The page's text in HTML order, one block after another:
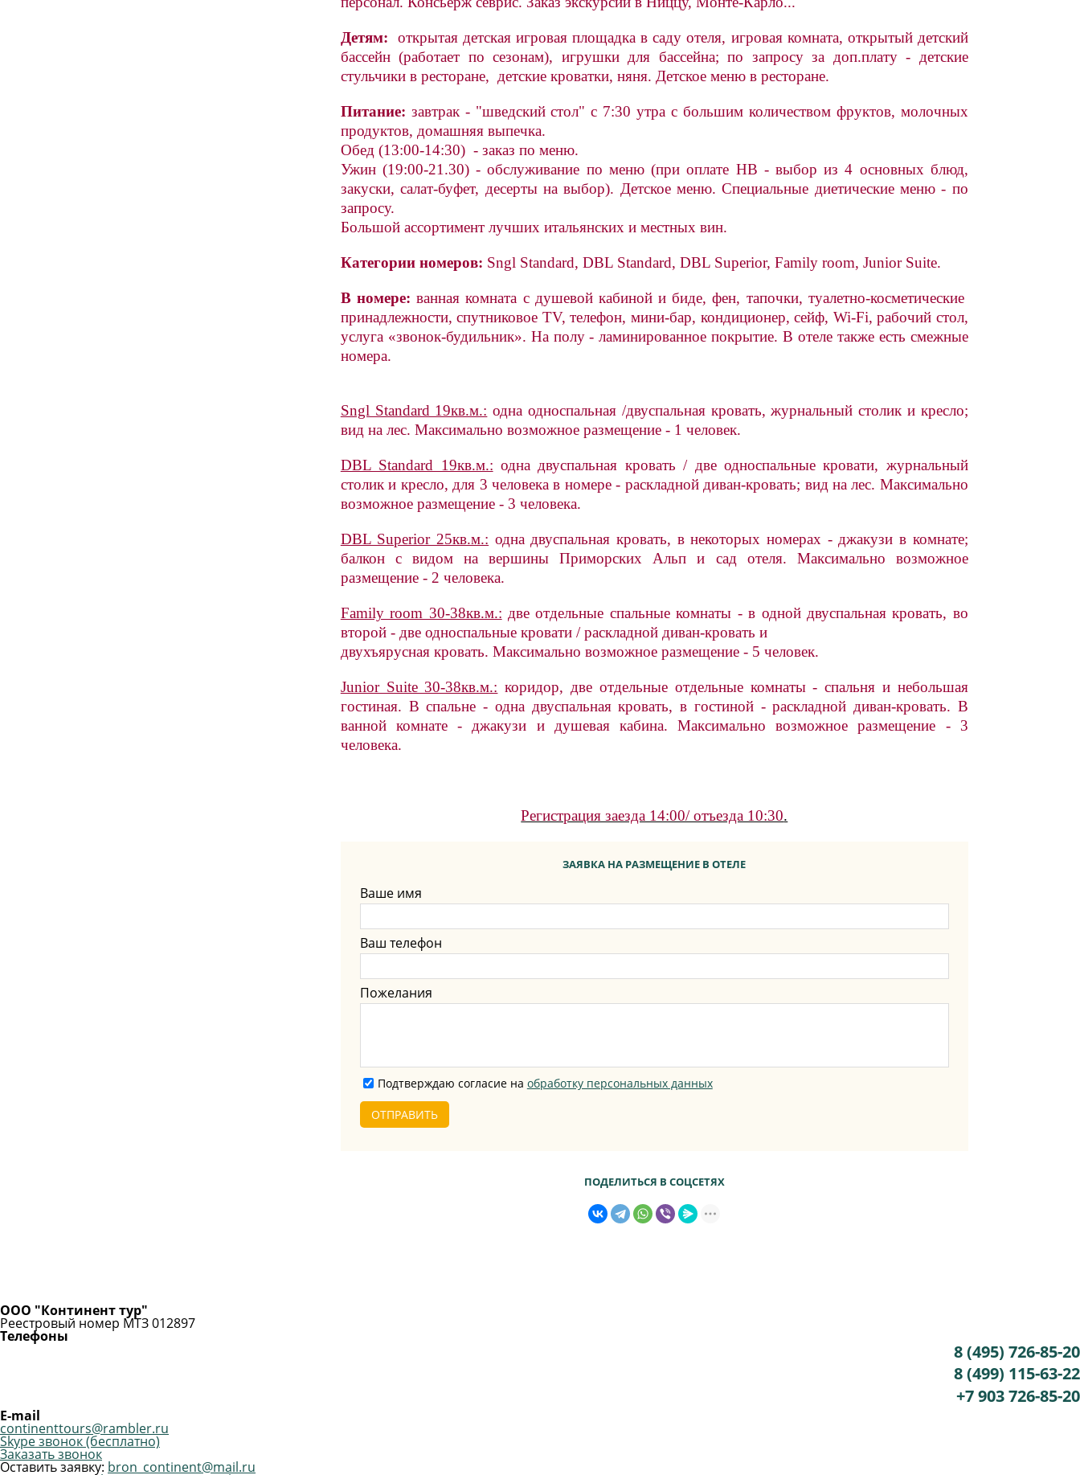
Детям: открытая детская игровая площадка в саду отеля, игровая комната, открытый детский
бассейн (работает по сезонам), игрушки для бассейна; по запросу за доп.плату - детские
стульчики в ресторане, детские кроватки, няня. Детское меню в ресторане.
Питание: завтрак - "шведский стол" с 7:30 утра с большим количеством фруктов, молочных
продуктов, домашняя выпечка.
Обед (13:00-14:30) - заказ по меню.
Ужин (19:00-21.30) - обслуживание по меню (при оплате HB - выбор из 4 основных блюд,
закуски, салат-буфет, десерты на выбор). Детское меню. Специальные диетические меню - по
запросу.
Большой ассортимент лучших итальянских и местных вин.
Категории номеров: Sngl Standard, DBL Standard, DBL Superior, Family room, Junior Suite.
В номере: ванная комната с душевой кабиной и биде, фен, тапочки, туалетно-косметические
принадлежности, спутниковое TV, телефон, мини-бар, кондиционер, сейф, Wi-Fi, рабочий стол,
услуга «звонок-будильник». На полу - ламинированное покрытие. В отеле также есть смежные
номера.
Sngl Standard 19кв.м.: одна односпальная /двуспальная кровать, журнальный столик и кресло;
вид на лес. Максимально возможное размещение - 1 человек.
DBL Standard 19кв.м.: одна двуспальная кровать / две односпальные кровати, журнальный
столик и кресло, для 3 человека в номере - раскладной диван-кровать; вид на лес. Максимально
возможное размещение - 3 человека.
DBL Superior 25кв.м.: одна двуспальная кровать, в некоторых номерах - джакузи в комнате;
балкон с видом на вершины Приморских Альп и сад отеля. Максимально возможное
размещение - 2 человека.
Family room 30-38кв.м.: две отдельные спальные комнаты - в одной двуспальная кровать, во
второй - две односпальные кровати / раскладной диван-кровать и
двухъярусная кровать. Максимально возможное размещение - 5 человек.
Junior Suite 30-38кв.м.: коридор, две отдельные отдельные комнаты - спальня и небольшая
гостиная. В спальне - одна двуспальная кровать, в гостиной - раскладной диван-кровать. В
ванной комнате - джакузи и душевая кабина. Максимально возможное размещение - 3
человека.
Регистрация заезда 14:00/ отъезда 10:30.
ЗАЯВКА НА РАЗМЕЩЕНИЕ В ОТЕЛЕ
Ваше имя
Ваш телефон
Пожелания
Подтверждаю согласие на обработку персональных данных
ОТПРАВИТЬ
ПОДЕЛИТЬСЯ В СОЦСЕТЯХ
ООО "Континент тур"
Реестровый номер МТЗ 012897
Телефоны
8 (495) 726-85-20
8 (499) 115-63-22
+7 903 726-85-20
E-mail
continenttours@rambler.ru
Skype звонок (бесплатно)
Заказать звонок
Оставить заявку: bron_continent@mail.ru